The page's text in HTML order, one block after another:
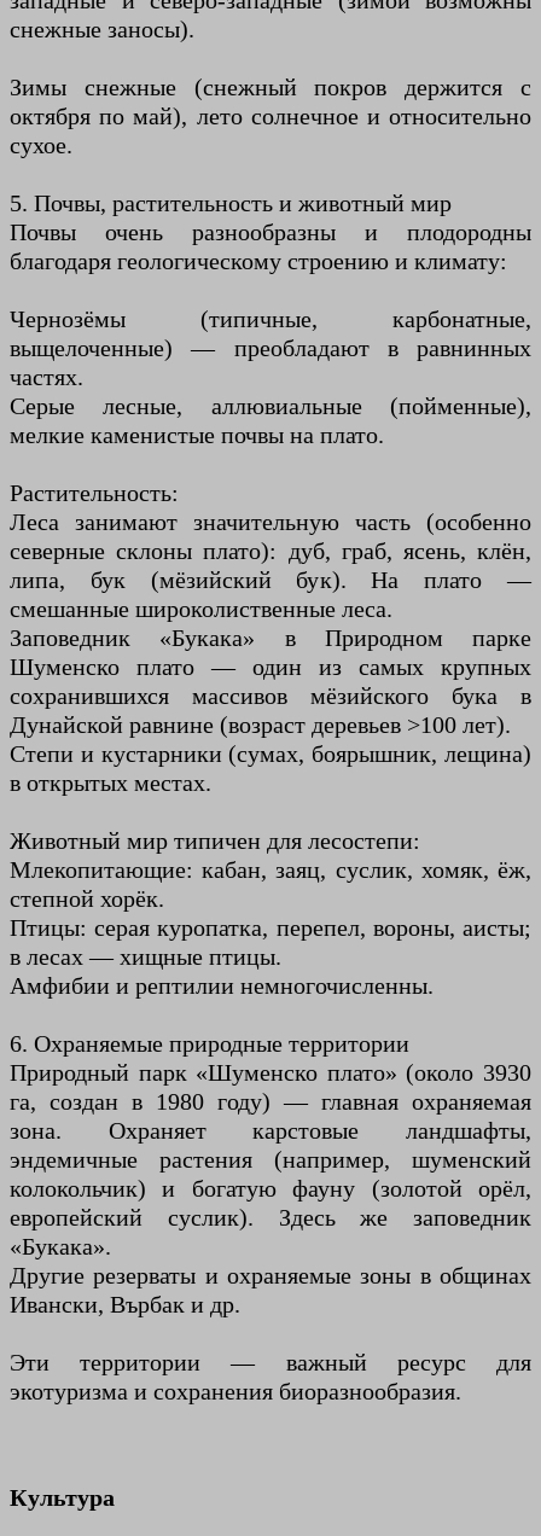
снежные заносы).
Зимы снежные (снежный покров держится с
октября по май), лето солнечное и относительно
сухое.
5. Почвы, растительность и животный мир
Почвы очень разнообразны и плодородны
благодаря геологическому строению и климату:
Чернозёмы (типичные, карбонатные,
выщелоченные) — преобладают в равнинных
частях.
Серые лесные, аллювиальные (пойменные),
мелкие каменистые почвы на плато.
Растительность:
Леса занимают значительную часть (особенно
северные склоны плато): дуб, граб, ясень, клён,
липа, бук (мёзийский бук). На плато —
смешанные широколиственные леса.
Заповедник «Букака» в Природном парке
Шуменско плато — один из самых крупных
сохранившихся массивов мёзийского бука в
Дунайской равнине (возраст деревьев >100 лет).
Степи и кустарники (сумах, боярышник, лещина)
в открытых местах.
Животный мир типичен для лесостепи:
Млекопитающие: кабан, заяц, суслик, хомяк, ёж,
степной хорёк.
Птицы: серая куропатка, перепел, вороны, аисты;
в лесах — хищные птицы.
Амфибии и рептилии немногочисленны.
6. Охраняемые природные территории
Природный парк «Шуменско плато» (около 3930
га, создан в 1980 году) — главная охраняемая
зона. Охраняет карстовые ландшафты,
эндемичные растения (например, шуменский
колокольчик) и богатую фауну (золотой орёл,
европейский суслик). Здесь же заповедник
«Букака».
Другие резерваты и охраняемые зоны в общинах
Ивански, Върбак и др.
Эти территории — важный ресурс для
экотуризма и сохранения биоразнообразия.
Культура